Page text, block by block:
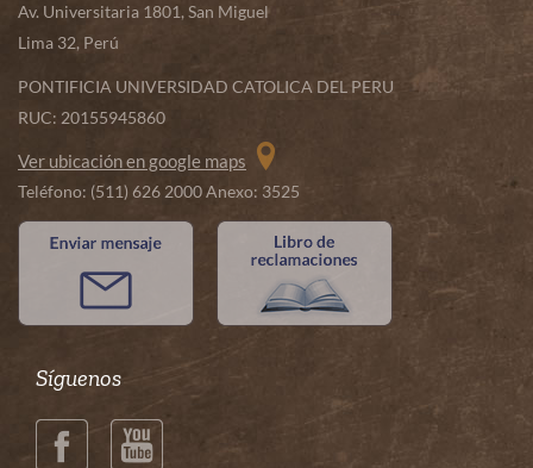
Av. Universitaria 1801, San Miguel
Lima 32, Perú
PONTIFICIA UNIVERSIDAD CATOLICA DEL PERU
RUC: 20155945860
Ver ubicación en google maps
Teléfono: (511) 626 2000 Anexo: 3525
Síguenos